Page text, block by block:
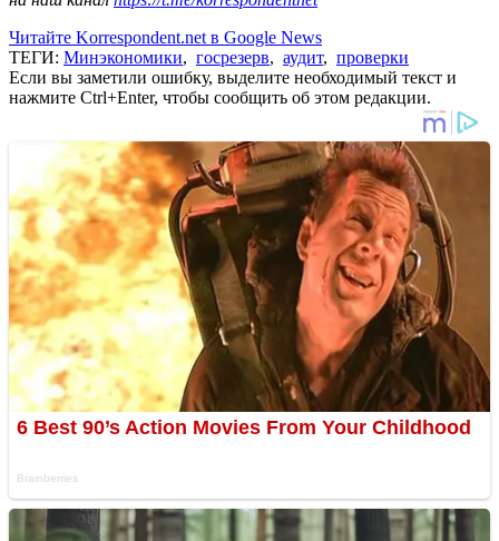
Читайте Korrespondent.net в Google News
ТЕГИ: Минэкономики, госрезерв, аудит, проверки
Если вы заметили ошибку, выделите необходимый текст и
нажмите Ctrl+Enter, чтобы сообщить об этом редакции.